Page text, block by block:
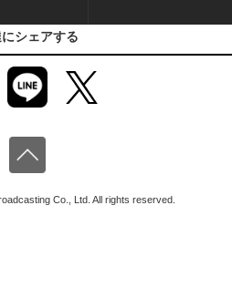
シェアする
Co., Ltd. All rights reserved.